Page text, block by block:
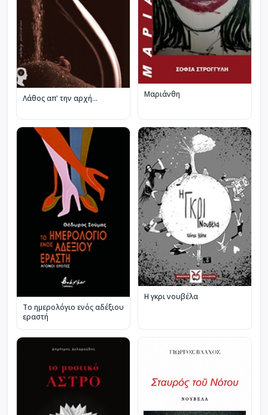
Λάθος απ' την αρχή... Μαριάνθη
Το ημερολόγιο ενός αδέξιου
εραστή
Η γκρι νουβέλα